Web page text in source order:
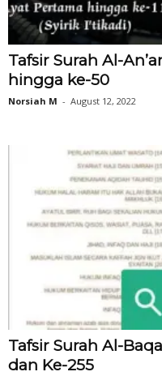
Tafsir Surah Al-
hingga ke-50
Norsiah M - August 12, 2022
Tafsir Surah Al-
dan Ke-255